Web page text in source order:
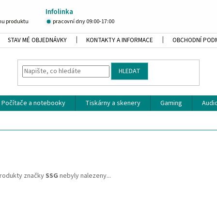
Infolinka
produktu pracovní dny 09:00-17:00
STAV MÉ OBJEDNÁVKY KONTAKTY A INFORMACE OBCHODNÍ
HLEDAT
Počítače a notebooky Tiskárny a skenery Gaming
značky SSG nebyly nalezeny...